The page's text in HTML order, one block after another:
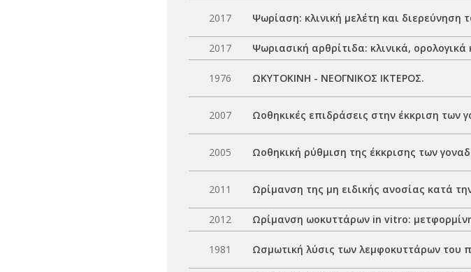
2017 Ψωρίαση: κλινική μελέτη και διερεύνηση
2017
Ψωριασική αρθρίτιδα: κλινικά,
1976 ΩΚΥΤΟΚΙΝΗ - ΝΕΟΓΝΙΚΟΣ ΙΚΤΕΡΟΣ.
2007 Ωοθηκικές επιδράσεις στην έκκριση των
2005 Ωοθηκική ρύθμιση της έκκρισης των
2011 Ωρίμανση της μη ειδικής ανοσίας κατά
2012
Ωρίμανση ωοκυττάρων in vitro:
1981 Ωσμωτική λύσις των λεμφοκυττάρων του